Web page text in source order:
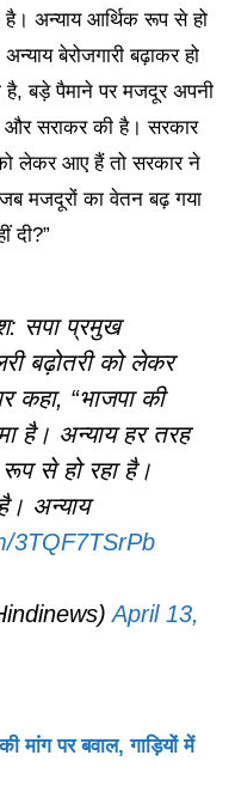
है। अन्याय आर्थिक रूप से हो
बेरोजगारी बढ़ाकर हो
बड़े पैमाने पर मजदूर अपनी
और सराकर की है। सरकार
लेकर आए हैं तो सरकार ने
मजदूरों का वेतन बढ़ गया
दी?”
सपा प्रमुख
बढ़ोतरी को लेकर
कहा, “भाजपा की
है। अन्याय हर तरह
से हो रहा है।
अन्याय
3TQF7TSrPb
April 13,
मांग पर बवाल, गाड़ियों में